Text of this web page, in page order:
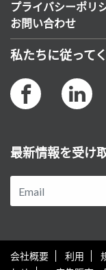
プライバシーポリ
お問い合わせ
私たちに従って
最新情報を受け
会社概要 利用